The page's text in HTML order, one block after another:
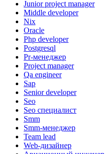
Junior project manager
Middle developer
Nix
Oracle
Php developer
Postgresql
Pr-менеджер
Project manager
Qa engineer
Sap
Senior developer
Seo
Seo специалист
Smm
Smm-менеджер
Team lead
Web-дизайнер